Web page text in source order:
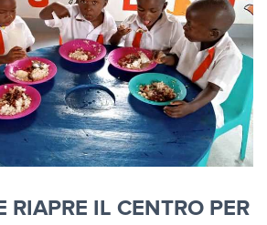
RIAPRE IL CENTRO PER